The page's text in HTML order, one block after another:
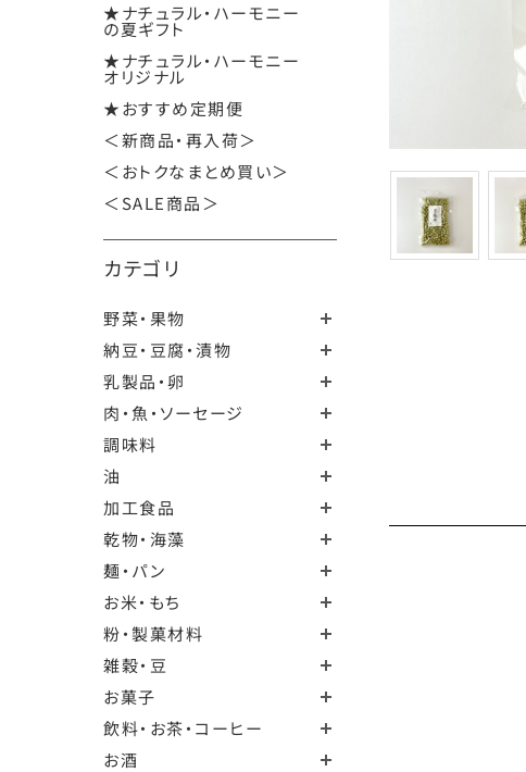
★ナチュラル・ハーモニー
の夏ギフト
★ナチュラル・ハーモニー
オリジナル
★おすすめ定期便
＜新商品・再入荷＞
＜おトクなまとめ買い＞
＜SALE商品＞
カテゴリ
野菜・果物
納豆・豆腐・漬物
乳製品・卵
肉・魚・ソーセージ
調味料
油
加工食品
乾物・海藻
麺・パン
お米・もち
粉・製菓材料
雑穀・豆
お菓子
飲料・お茶・コーヒー
お酒